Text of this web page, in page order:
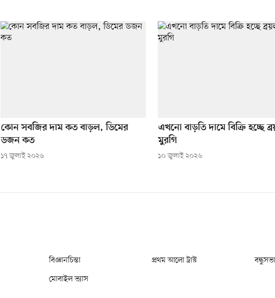
কোন সবজির দাম কত বাড়ল, ডিমের
ডজন কত
১৭ জুলাই ২০২৬
এখনো বাড়তি দামে বিক্রি হচ্ছে
মুরগি
১০ জুলাই ২০২৬
বিজ্ঞানচিন্তা প্রথম আলো ট্রাস্ট বন্ধুসভা
মোবাইল ভ্যাস